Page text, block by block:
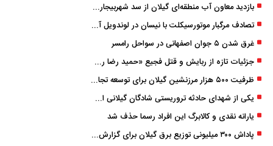
بازدید معاون آب منطقه‌ای گیلان از سد شهربیجار برای تداوم تأمین آب شرب استان
تصادف مرگبار موتورسیکلت با نیسان در لوندویل آستارا/ انتقال مصدوم با اورژانس هوایی به رشت
غرق شدن ۵ جوان اصفهانی در سواحل رامسر
جزئیات تازه از ربایش و قتل فجیع «حمید رضا رجب زاده» مداح جوان تهرانی؛ ۴ متهم بازداشت شدند
ظرفیت ۵۰۰ هزار مرزنشین گیلان برای توسعه تجارت فعال می‌شود
یکی از شهدای حادثه تروریستی شادگان گیلانی است/ شهادت «سینا سیاه‌ نژاد» در درگیری با اشرار مسلح
یارانه نقدی و کالابرگ این افراد رسما حذف شد
پاداش ۳۰۰ میلیونی توزیع برق گیلان برای گزارش ماینرهای غیرمجاز